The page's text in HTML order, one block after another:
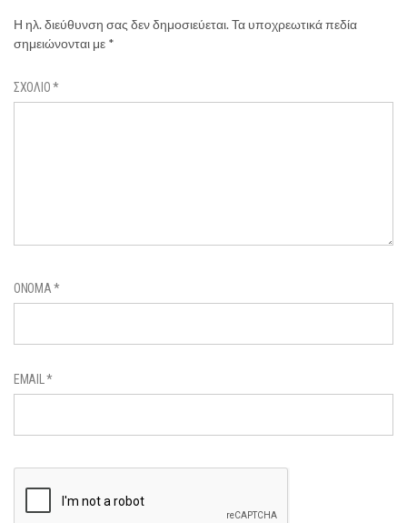
Η ηλ. διεύθυνση σας δεν δημοσιεύεται.Τα υποχρεωτικά πεδία
σημειώνονται με *
ΣΧΌΛΙΟ*
ΌΝΟΜΑ*
EMAIL*